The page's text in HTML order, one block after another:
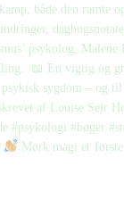
Mørk magi er første